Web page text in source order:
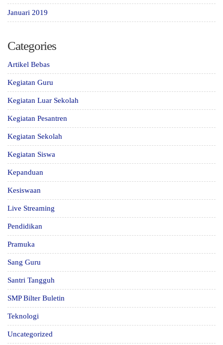
Januari 2019
Categories
Artikel Bebas
Kegiatan Guru
Kegiatan Luar Sekolah
Kegiatan Pesantren
Kegiatan Sekolah
Kegiatan Siswa
Kepanduan
Kesiswaan
Live Streaming
Pendidikan
Pramuka
Sang Guru
Santri Tangguh
SMP Bilter Buletin
Teknologi
Uncategorized